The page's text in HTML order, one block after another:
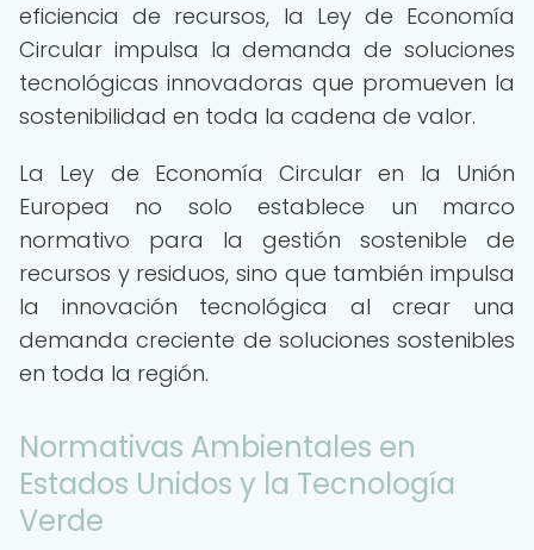
eficiencia de recursos, la Ley de Economía
Circular impulsa la demanda de soluciones
tecnológicas innovadoras que promueven la
sostenibilidad en toda la cadena de valor.
La Ley de Economía Circular en la Unión
Europea no solo establece un marco
normativo para la gestión sostenible de
recursos y residuos, sino que también impulsa
la innovación tecnológica al crear una
demanda creciente de soluciones sostenibles
en toda la región.
Normativas Ambientales en
Estados Unidos y la Tecnología
Verde